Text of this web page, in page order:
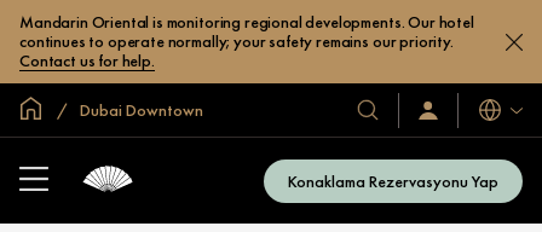
Mandarin Oriental is monitoring regional developments. Our hotel
continues to operate normally; your safety remains our priority.
Contact us for help.
Global Ana Sayfa
Dubai Downtown
Otel
ve
Oturum
Açın
Katılın
Diller
Konaklama Rezervasyonu Yap